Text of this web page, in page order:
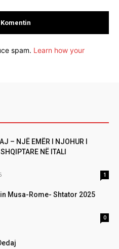
spam. Learn how your
– NJË EMËR I NJOHUR I
NË ITALI
1
Musa-Rome- Shtator 2025
0